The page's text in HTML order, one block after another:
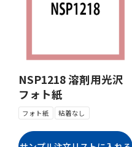
NSP1218 溶剤用光沢
フォト紙
フォト紙 粘着なし